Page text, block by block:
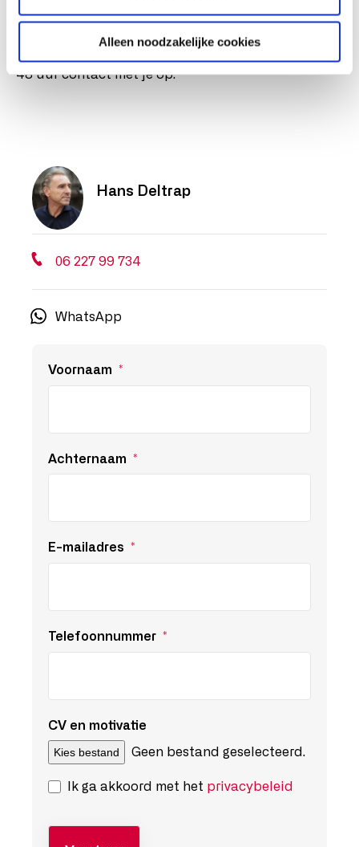
Alleen noodzakelijke cookies
vul direct onderstaand formulier in en we nemen in
48 uur contact met je op.
Hans Deltrap
06 227 99 734
WhatsApp
Voornaam *
Achternaam *
E-mailadres *
Telefoonnummer *
CV en motivatie
Kies bestand Geen bestand geselecteerd.
Ik ga akkoord met het privacybeleid